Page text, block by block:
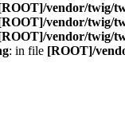
vendor/twig/
vendor/twig/
vendor/twig/
: in file [ROOT]/